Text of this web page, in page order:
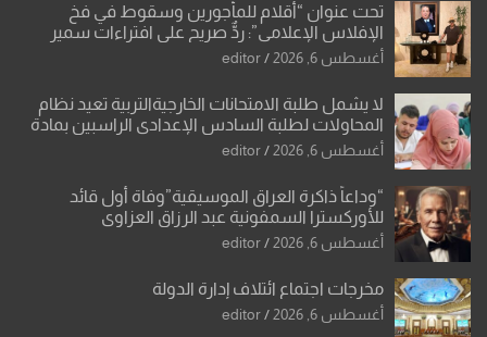
تحت عنوان “أقلام للمأجورين وسقوط في فخ
الإفلاس الإعلامي”: ردٌّ صريح على افتراءات سمير
الشكرجي
أغسطس 6, 2026 editor
لا يشمل طلبة الامتحانات الخارجيةالتربية تعيد نظام
المحاولات لطلبة السادس الإعدادي الراسبين بمادة
أو مادتين
أغسطس 6, 2026 editor
“وداعاً ذاكرة العراق الموسيقية”وفاة أول قائد
للأوركسترا السمفونية عبد الرزاق العزاوي
أغسطس 6, 2026 editor
مخرجات اجتماع ائتلاف إدارة الدولة
أغسطس 6, 2026 editor